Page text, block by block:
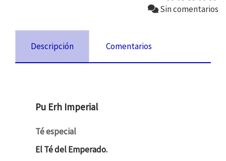
Sin comentarios
Descripción Comentarios
Pu Erh Imperial
Té especial
El Té del Emperado.